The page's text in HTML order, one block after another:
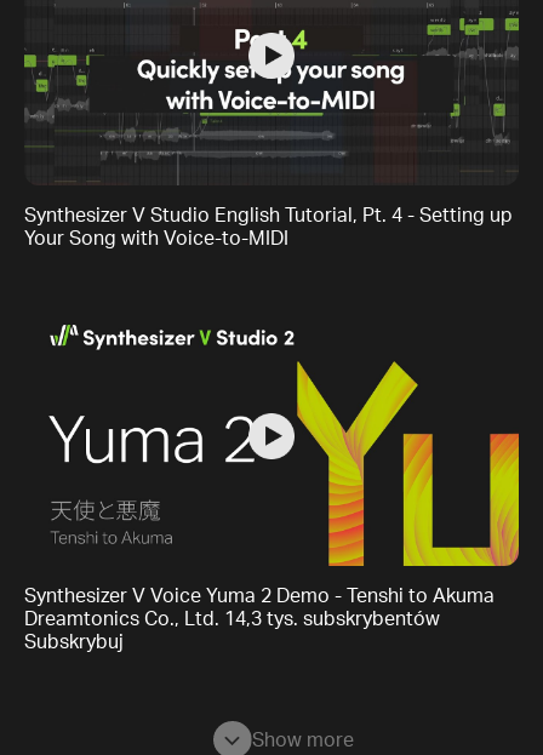
Synthesizer V Studio English Tutorial, Pt. 4 - Setting up
Your Song with Voice-to-MIDI
Synthesizer V Voice Yuma 2 Demo - Tenshi to Akuma
Dreamtonics Co., Ltd. 14,3 tys. subskrybentów
Subskrybuj
Show more